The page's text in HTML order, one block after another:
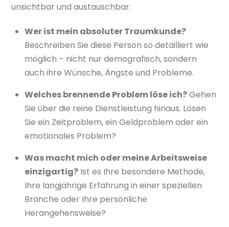
unsichtbar und austauschbar.
Wer ist mein absoluter Traumkunde?
Beschreiben Sie diese Person so detailliert wie
möglich – nicht nur demografisch, sondern
auch ihre Wünsche, Ängste und Probleme.
Welches brennende Problem löse ich?Gehen
Sie über die reine Dienstleistung hinaus. Lösen
Sie ein Zeitproblem, ein Geldproblem oder ein
emotionales Problem?
Was macht mich oder meine Arbeitsweise
einzigartig? Ist es Ihre besondere Methode,
Ihre langjährige Erfahrung in einer speziellen
Branche oder Ihre persönliche
Herangehensweise?